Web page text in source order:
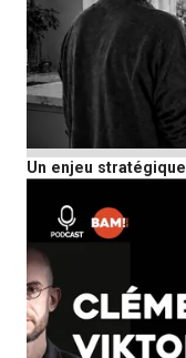
Un enjeu stratégique